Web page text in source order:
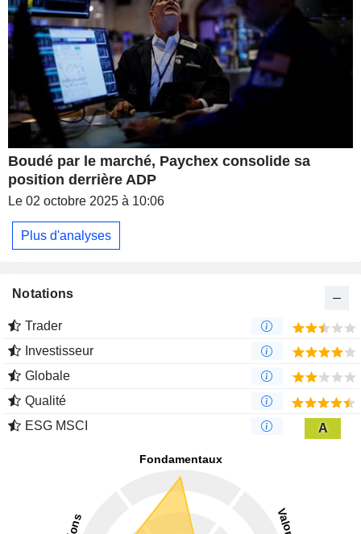
Boudé par le marché, Paychex consolide sa
position derrière ADP
Le 02 octobre 2025 à 10:06
Plus d'analyses
Notations
Trader
Investisseur
Globale
Qualité
ESG MSCI
A